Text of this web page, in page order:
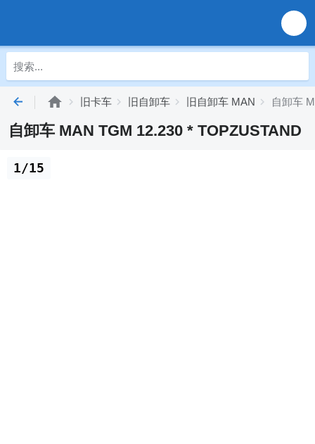
旧卡车 旧自卸车 旧自卸车 MAN 自卸车
自卸车 MAN TGM 12.230 * TOPZUSTAND
1/15